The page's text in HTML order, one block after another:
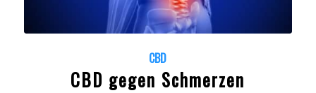
CBD
CBD gegen Schmerzen